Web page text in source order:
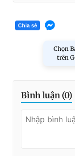
Chia sẻ
Chọn
trên
Bình luận (0)